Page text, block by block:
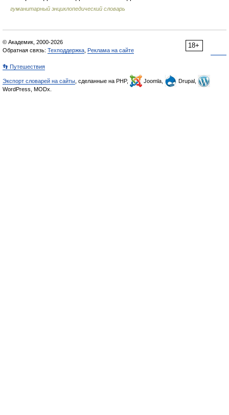
гуманитарный энциклопедический словарь
18+
© Академик, 2000-2026
Обратная связь: Техподдержка Реклама на сайте
👣 Путешествия
Экспорт словарей на сайты , сделанные на PHP, Joomla,
Drupal,
WordPress, MODx.